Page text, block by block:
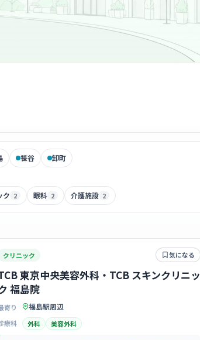
笹谷
卸町
ク 2 眼科 2 介護施設 2
クリニック 気になる
東京中央美容外科・TCB スキンクリニッ
福島院
寄り 福島駅周辺
療科 外科 美容外科